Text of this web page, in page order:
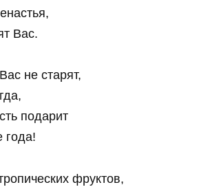
Вас.
не старят,
подарит
года!
фруктов,